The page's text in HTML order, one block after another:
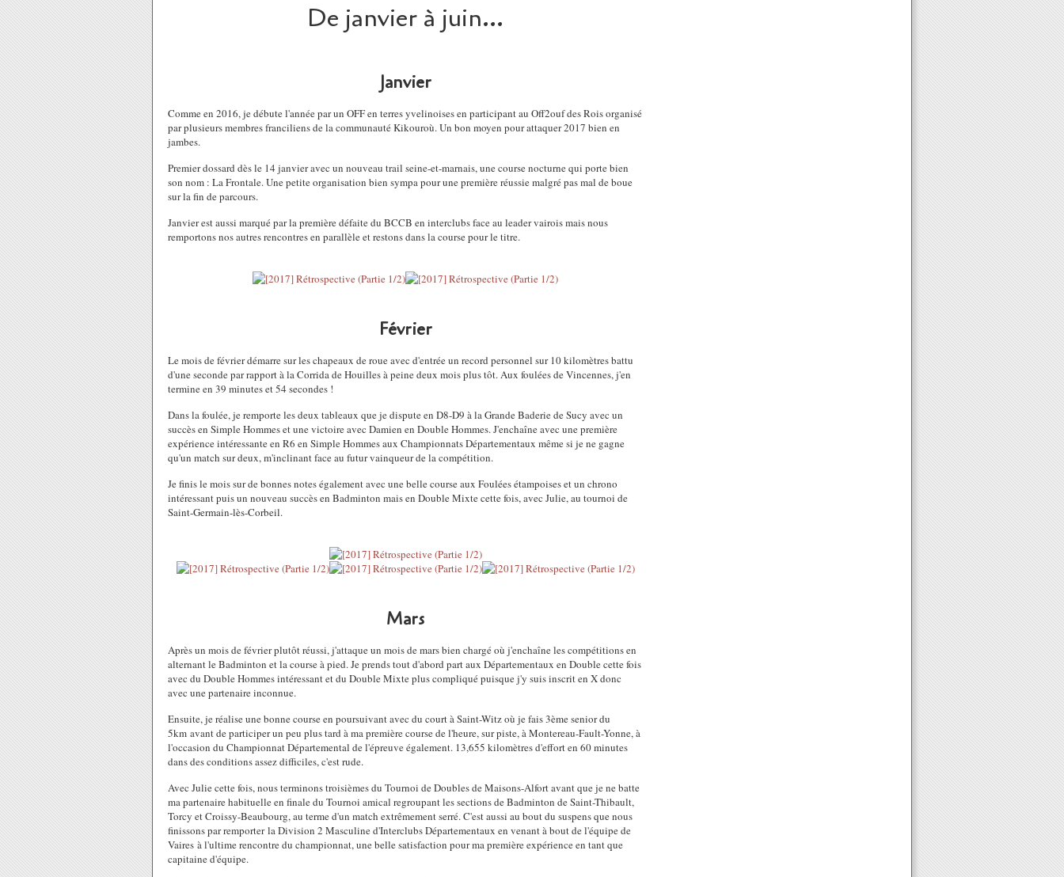
De janvier à juin...
Janvier
Comme en 2016, je débute l'année par un OFF en terres yvelinoises en participant au Off2ouf des Rois organisé
par plusieurs membres franciliens de la communauté Kikouroù. Un bon moyen pour attaquer 2017 bien en
jambes.
Premier dossard dès le 14 janvier avec un nouveau trail seine-et-marnais, une course nocturne qui porte bien
son nom : La Frontale. Une petite organisation bien sympa pour une première réussie malgré pas mal de boue
sur la fin de parcours.
Janvier est aussi marqué par la première défaite du BCCB en interclubs face au leader vairois mais nous
remportons nos autres rencontres en parallèle et restons dans la course pour le titre.
Février
Le mois de février démarre sur les chapeaux de roue avec d'entrée un record personnel sur 10 kilomètres battu
d'une seconde par rapport à la Corrida de Houilles à peine deux mois plus tôt. Aux foulées de Vincennes, j'en
termine en 39 minutes et 54 secondes !
Dans la foulée, je remporte les deux tableaux que je dispute en D8-D9 à la Grande Baderie de Sucy avec un
succès en Simple Hommes et une victoire avec Damien en Double Hommes. J'enchaîne avec une première
expérience intéressante en R6 en Simple Hommes aux Championnats Départementaux même si je ne gagne
qu'un match sur deux, m'inclinant face au futur vainqueur de la compétition.
Je finis le mois sur de bonnes notes également avec une belle course aux Foulées étampoises et un chrono
intéressant puis un nouveau succès en Badminton mais en Double Mixte cette fois, avec Julie, au tournoi de
Saint-Germain-lès-Corbeil.
Mars
Après un mois de février plutôt réussi, j'attaque un mois de mars bien chargé où j'enchaîne les compétitions en
alternant le Badminton et la course à pied. Je prends tout d'abord part aux Départementaux en Double cette fois
avec du Double Hommes intéressant et du Double Mixte plus compliqué puisque j'y suis inscrit en X donc
avec une partenaire inconnue.
Ensuite, je réalise une bonne course en poursuivant avec du court à Saint-Witz où je fais 3ème senior du
5km avant de participer un peu plus tard à ma première course de l'heure, sur piste, à Montereau-Fault-Yonne, à
l'occasion du Championnat Départemental de l'épreuve également. 13,655 kilomètres d'effort en 60 minutes
dans des conditions assez difficiles, c'est rude.
Avec Julie cette fois, nous terminons troisièmes du Tournoi de Doubles de Maisons-Alfort avant que je ne batte
ma partenaire habituelle en finale du Tournoi amical regroupant les sections de Badminton de Saint-Thibault,
Torcy et Croissy-Beaubourg, au terme d'un match extrêmement serré. C'est aussi au bout du suspens que nous
finissons par remporter la Division 2 Masculine d'Interclubs Départementaux en venant à bout de l'équipe de
Vaires à l'ultime rencontre du championnat, une belle satisfaction pour ma première expérience en tant que
capitaine d'équipe.